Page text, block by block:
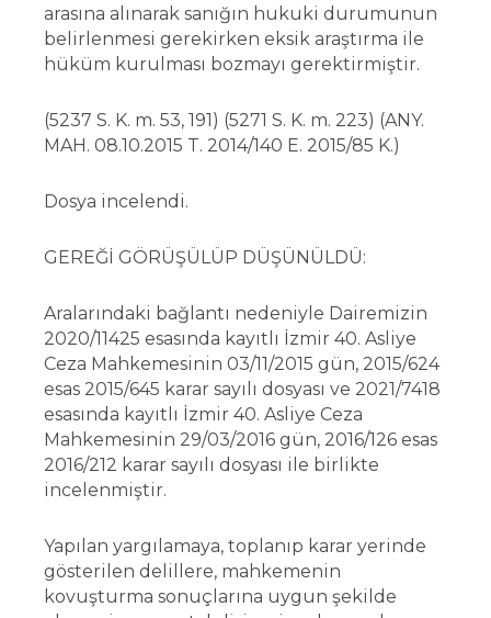
arasına alınarak sanığın hukuki durumunun
belirlenmesi gerekirken eksik araştırma ile
hüküm kurulması bozmayı gerektirmiştir.
(5237 S. K. m. 53, 191) (5271 S. K. m. 223) (ANY.
MAH. 08.10.2015 T. 2014/140 E. 2015/85 K.)
Dosya incelendi.
GEREĞİ GÖRÜŞÜLÜP DÜŞÜNÜLDÜ:
Aralarındaki bağlantı nedeniyle Dairemizin
2020/11425 esasında kayıtlı İzmir 40. Asliye
Ceza Mahkemesinin 03/11/2015 gün, 2015/624
esas 2015/645 karar sayılı dosyası ve 2021/7418
esasında kayıtlı İzmir 40. Asliye Ceza
Mahkemesinin 29/03/2016 gün, 2016/126 esas
2016/212 karar sayılı dosyası ile birlikte
incelenmiştir.
Yapılan yargılamaya, toplanıp karar yerinde
gösterilen delillere, mahkemenin
kovuşturma sonuçlarına uygun şekilde